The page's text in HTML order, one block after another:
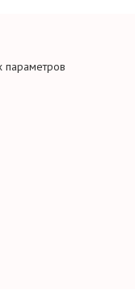
параметров